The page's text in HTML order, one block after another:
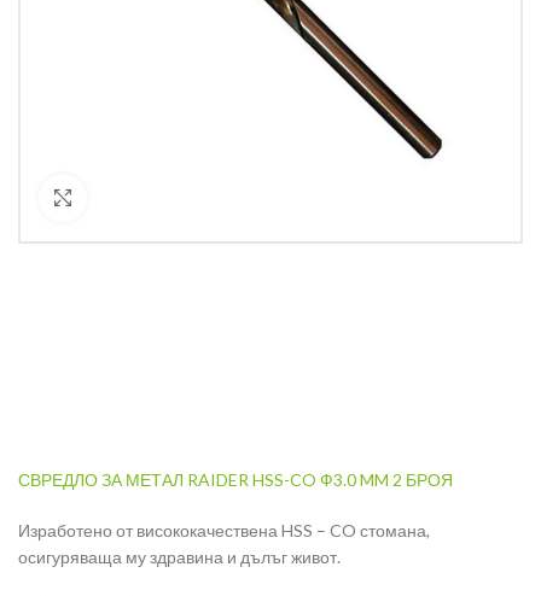
СВРЕДЛО ЗА МЕТАЛ RAIDER HSS-CO Ф3.0 MM 2 БРОЯ
Изработено от висококачествена HSS – CO стомана,
осигуряваща му здравина и дълъг живот.